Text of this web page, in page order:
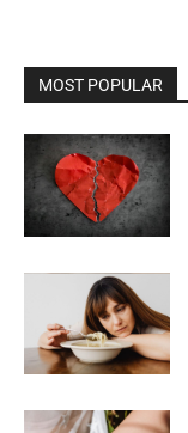
MOST POPULAR